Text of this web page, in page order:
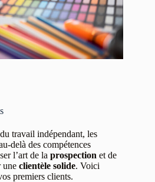
travail indépendant, les
delà des compétences
l’art de la prospection et de
une clientèle solide. Voici
premiers clients.